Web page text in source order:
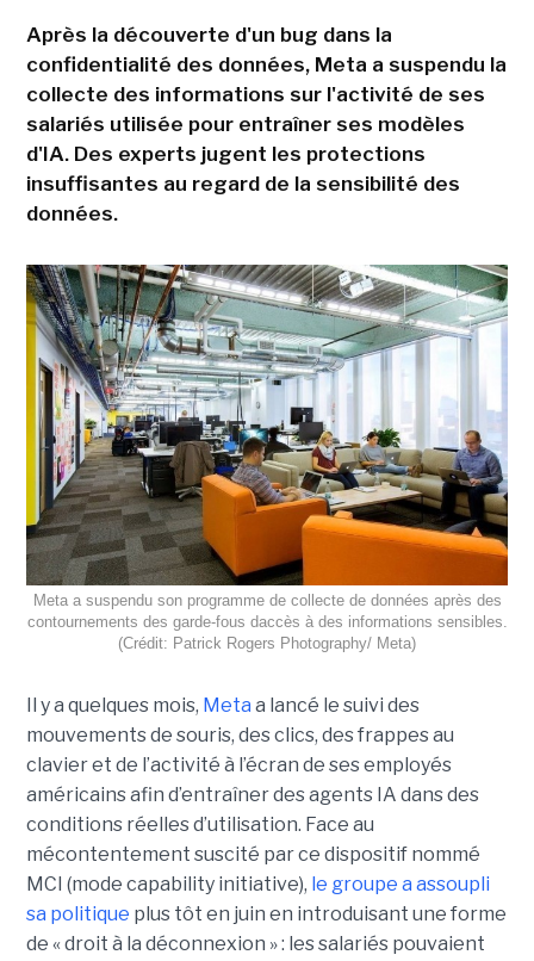
Après la découverte d'un bug dans la
confidentialité des données, Meta a suspendu la
collecte des informations sur l'activité de ses
salariés utilisée pour entraîner ses modèles
d'IA. Des experts jugent les protections
insuffisantes au regard de la sensibilité des
données.
Meta a suspendu son programme de collecte de données après des
contournements des garde-fous daccès à des informations sensibles.
(Crédit: Patrick Rogers Photography/ Meta)
Il y a quelques mois, Meta a lancé le suivi des
mouvements de souris, des clics, des frappes au
clavier et de l’activité à l’écran de ses employés
américains afin d’entraîner des agents IA dans des
conditions réelles d’utilisation. Face au
mécontentement suscité par ce dispositif nommé
MCI (mode capability initiative), le groupe a assoupli
sa politique plus tôt en juin en introduisant une forme
de « droit à la déconnexion » : les salariés pouvaient